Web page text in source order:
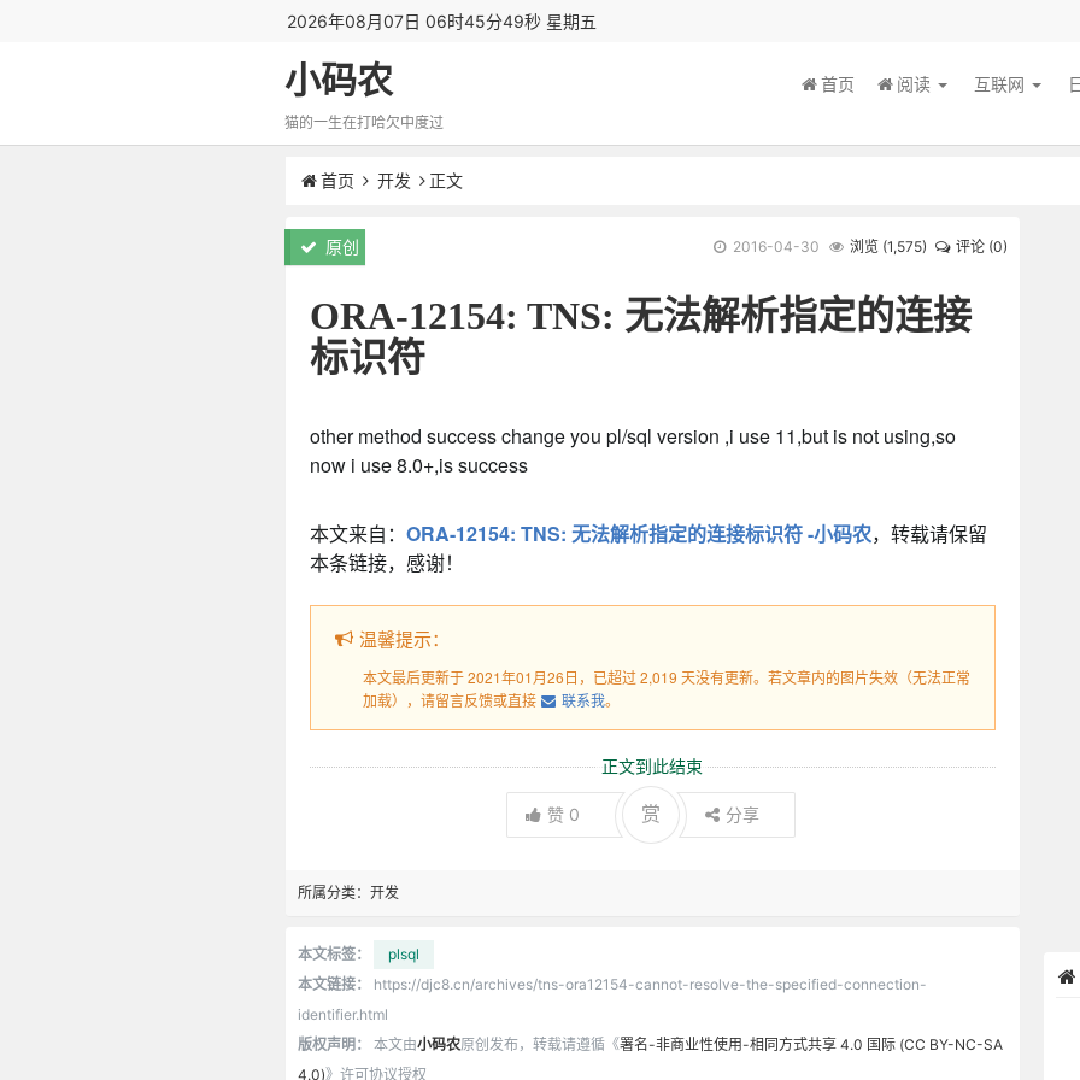
2026年08月07日 06时45分50秒 星期五
小码农
猫的一生在打哈欠中度过
首页 阅读 互联网
首页 开发 正文
原创 2016-04-30 浏览 (1,575) 评论 (0)
ORA-12154: TNS: 无法解析指定的连接
标识符
other method success change you pl/sql version ,i use 11,but is not using,so
now i use 8.0+,is success
本文来自： ORA-12154: TNS: 无法解析指定的连接标识符 -小码农，转载请保留
本条链接，感谢！
温馨提示：
本文最后更新于 2021年01月26日，已超过 2,019 天没有更新。若文章内的图片失效（无法正常
加载），请留言反馈或直接
联系我。
正文到此结束
赞 0 赏 分享
所属分类： 开发
本文标签：
plsql
本文链接：
https://djc8.cn/archives/tns-ora12154-cannot-resolve-the-specified-connection-
identifier.html
版权声明：
本文由小码农原创发布，转载请遵循《署名-非商业性使用-相同方式共享 4.0 国际 (CC BY-NC-SA
4.0)》许可协议授权